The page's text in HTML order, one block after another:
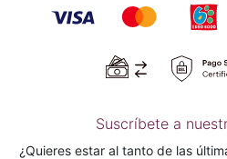
Suscríbete a
¿Quieres estar al tanto de las